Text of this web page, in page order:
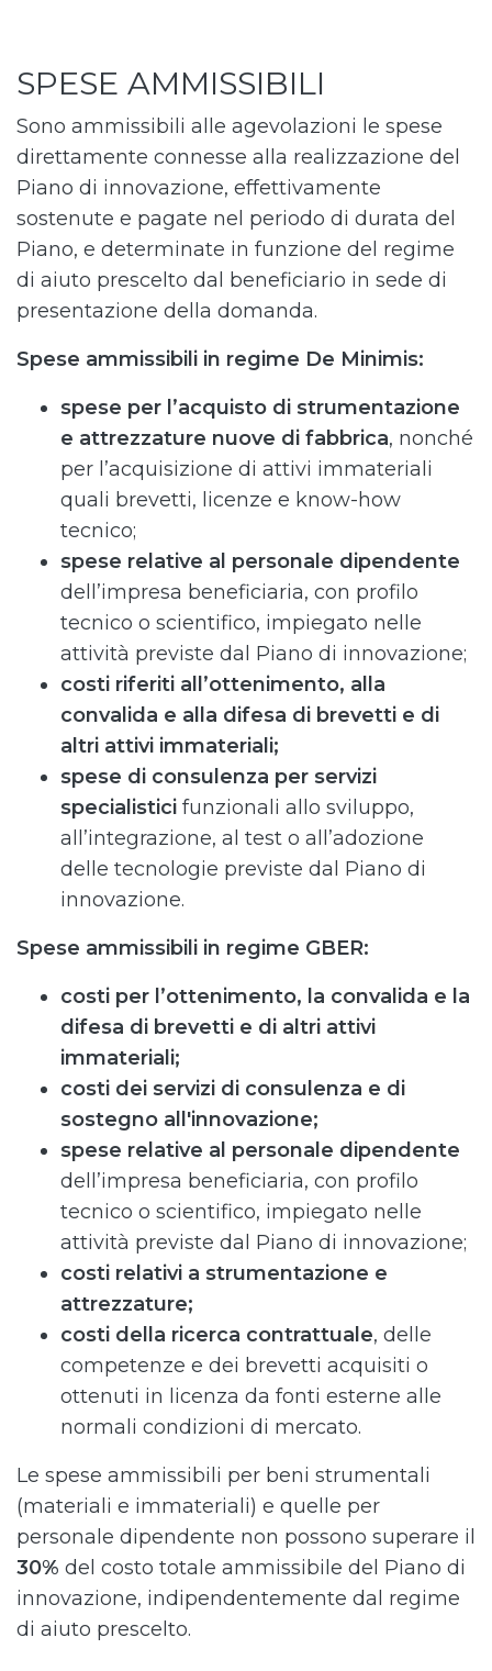
SPESE AMMISSIBILI
Sono ammissibili alle agevolazioni le spese
direttamente connesse alla realizzazione del
Piano di innovazione, effettivamente
sostenute e pagate nel periodo di durata del
Piano, e determinate in funzione del regime
di aiuto prescelto dal beneficiario in sede di
presentazione della domanda.
Spese ammissibili in regime De Minimis:
spese per l’acquisto di strumentazione
e attrezzature nuove di fabbrica, nonché
per l’acquisizione di attivi immateriali
quali brevetti, licenze e know-how
tecnico;
spese relative al personale dipendente
dell’impresa beneficiaria, con profilo
tecnico o scientifico, impiegato nelle
attività previste dal Piano di innovazione;
costi riferiti all’ottenimento, alla
convalida e alla difesa di brevetti e di
altri attivi immateriali;
spese di consulenza per servizi
specialistici funzionali allo sviluppo,
all’integrazione, al test o all’adozione
delle tecnologie previste dal Piano di
innovazione.
Spese ammissibili in regime GBER:
costi per l’ottenimento, la convalida e la
difesa di brevetti e di altri attivi
immateriali;
costi dei servizi di consulenza e di
sostegno all'innovazione;
spese relative al personale dipendente
dell’impresa beneficiaria, con profilo
tecnico o scientifico, impiegato nelle
attività previste dal Piano di innovazione;
costi relativi a strumentazione e
attrezzature;
costi della ricerca contrattuale, delle
competenze e dei brevetti acquisiti o
ottenuti in licenza da fonti esterne alle
normali condizioni di mercato.
Le spese ammissibili per beni strumentali
(materiali e immateriali) e quelle per
personale dipendente non possono superare il
30% del costo totale ammissibile del Piano di
innovazione, indipendentemente dal regime
di aiuto prescelto.